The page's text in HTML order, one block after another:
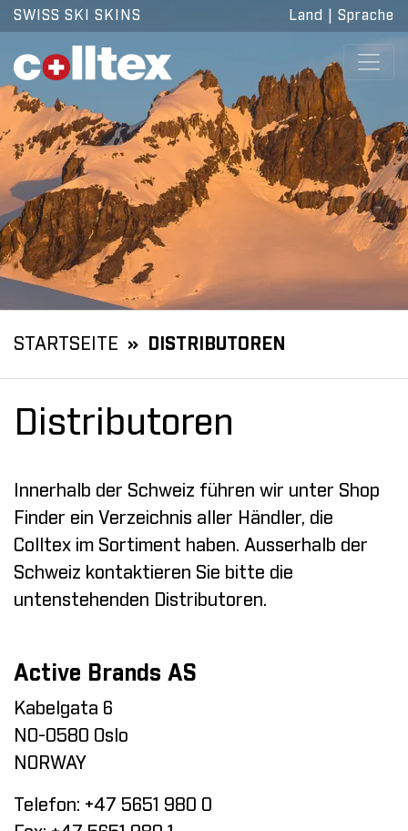
SWISS SKI SKINS Land Sprache
STARTSEITE DISTRIBUTOREN
Distributoren
Innerhalb der Schweiz führen wir unter Shop
Finder ein Verzeichnis aller Händler, die
Colltex im Sortiment haben. Ausserhalb der
Schweiz kontaktieren Sie bitte die
untenstehenden Distributoren.
Active Brands AS
Kabelgata 6
NO-0580 Oslo
NORWAY
Telefon: +47 5651 980 0